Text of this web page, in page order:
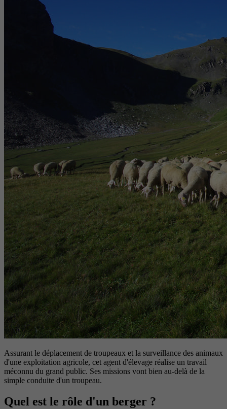
Assurant le déplacement de troupeaux et la surveillance des animaux
d'une exploitation agricole, cet agent d'élevage réalise un travail
méconnu du grand public. Ses missions vont bien au-delà de la
simple conduite d'un troupeau.
Quel est le rôle d'un berger ?